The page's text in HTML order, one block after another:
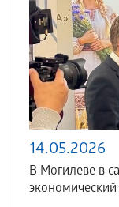
14.05.2026
В Могилеве в